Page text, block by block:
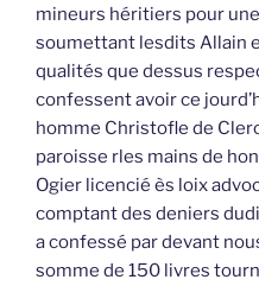
mineurs héritiers pour
soumettant lesdits Allain
qualités que dessus
confessent avoir ce
homme Christofle de
paroisse rles mains de
Ogier licencié ès loix
comptant des deniers
a confessé par devant
somme de 150 livres